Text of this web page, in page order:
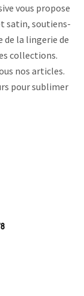
vous propose
satin, soutiens-
la lingerie de
collections.
nos articles.
pour sublimer